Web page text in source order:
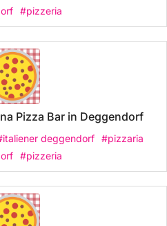
#pizzeria
Pizza Bar in Deggendorf
deggendorf #pizzaria
#pizzeria